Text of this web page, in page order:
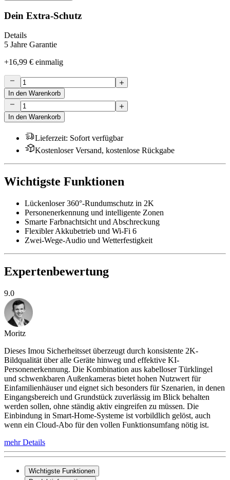
Dein Extra-Schutz
Details
5 Jahre Garantie
+16,99 € einmalig
In den Warenkorb
In den Warenkorb
Lieferzeit: Sofort verfügbar
Kostenloser Versand, kostenlose Rückgabe
Wichtigste Funktionen
Lückenloser 360°-Rundumschutz in 2K
Personenerkennung und intelligente Zonen
Smarte Farbnachtsicht und Abschreckung
Flexibler Akkubetrieb und Wi-Fi 6
Zwei-Wege-Audio und Wetterfestigkeit
Expertenbewertung
9.0
Moritz
Dieses Imou Sicherheitsset überzeugt durch konsistente 2K-
Bildqualität über alle Geräte hinweg und effektive KI-
Personenerkennung. Die Kombination aus kabelloser Türklingel
und schwenkbaren Außenkameras bietet hohen Nutzwert für
Einfamilienhäuser und eignet sich besonders für Szenarien, in denen
Eingangsbereich und Grundstück zuverlässig im Blick behalten
werden sollen, ohne ständig aktiv eingreifen zu müssen. Die
Einbindung in Smart-Home-Systeme ist vorbildlich gelöst, auch
wenn ein Cloud-Abo für den vollen Funktionsumfang nötig ist.
mehr Details
Wichtigste Funktionen